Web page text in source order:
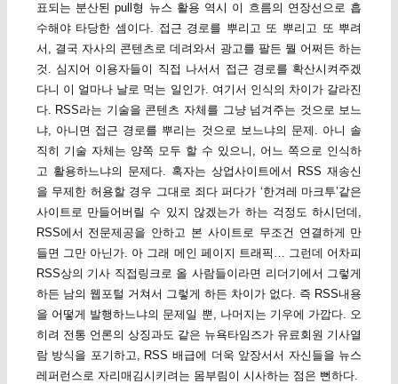
표되는 분산된 pull형 뉴스 활용 역시 이 흐름의 연장선으로 흡
수해야 타당한 셈이다. 접근 경로를 뿌리고 또 뿌리고 또 뿌려
서, 결국 자사의 콘텐츠로 데려와서 광고를 팔든 뭘 어쩌든 하는
것. 심지어 이용자들이 직접 나서서 접근 경로를 확산시켜주겠
다니 이 얼마나 날로 먹는 일인가. 여기서 인식의 차이가 갈라진
다. RSS라는 기술을 콘텐츠 자체를 그냥 넘겨주는 것으로 보느
냐, 아니면 접근 경로를 뿌리는 것으로 보느냐의 문제. 아니 솔
직히 기술 자체는 양쪽 모두 할 수 있으니, 어느 쪽으로 인식하
고 활용하느냐의 문제다. 혹자는 상업사이트에서 RSS 재송신
을 무제한 허용할 경우 그대로 죄다 퍼다가 ‘한겨레 마크투’같은
사이트로 만들어버릴 수 있지 않겠는가 하는 걱정도 하시던데,
RSS에서 전문제공을 안하고 본 사이트로 무조건 연결하게 만
들면 그만 아닌가. 아 그래 메인 페이지 트래픽… 그런데 어차피
RSS상의 기사 직접링크로 올 사람들이라면 리더기에서 그렇게
하든 남의 웹포털 거쳐서 그렇게 하든 차이가 없다. 즉 RSS내용
을 어떻게 발행하느냐의 문제일 뿐, 나머지는 기우에 가깝다. 오
히려 전통 언론의 상징과도 같은 뉴욕타임즈가 유료회원 기사열
람 방식을 포기하고, RSS 배급에 더욱 앞장서서 자신들을 뉴스
레퍼런스로 자리매김시키려는 몸부림이 시사하는 점은 뻔하다.